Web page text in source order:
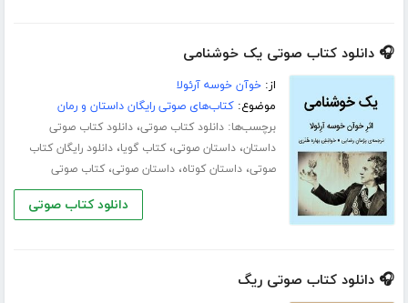
🎧 دانلود کتاب صوتی یک خوشنامی
از:خوآن خوسه آرئولا
موضوع:کتاب‌های صوتی رایگان داستان و رمان
برچسب‌ها:دانلود کتاب صوتی،دانلود کتاب صوتی
داستان،داستان صوتی،کتاب گویا،دانلود رایگان کتاب
صوتی،داستان کوتاه،داستان صوتی،کتاب صوتی
دانلود کتاب صوتی
🎧 دانلود کتاب صوتی ریگ